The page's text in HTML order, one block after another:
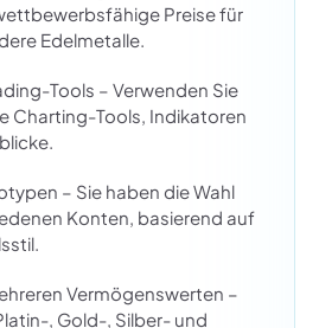
Preise für
Edelmetalle.
Tools – Verwenden Sie
Charting-Tools, Indikatoren
– Sie haben die Wahl
Konten, basierend auf
Vermögenswerten –
, Gold-, Silber- und